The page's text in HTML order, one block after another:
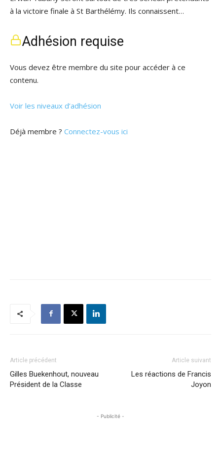
à la victoire finale à St Barthélémy. Ils connaissent…
Adhésion requise
Vous devez être membre du site pour accéder à ce
contenu.
Voir les niveaux d’adhésion
Déjà membre ? Connectez-vous ici
Article précédent
Gilles Buekenhout, nouveau
Président de la Classe
Article suivant
Les réactions de Francis
Joyon
- Publicité -